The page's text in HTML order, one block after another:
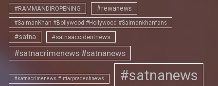
#RAMMANDIROPENING #rewanews
#SalmanKhan #Bollywood #Hollywood #Salmankhanfans
#satna #satnaaccidentnews
#satnacrimenews #satnanews
#satnacrimenews #uttarpradeshnews #satnanews